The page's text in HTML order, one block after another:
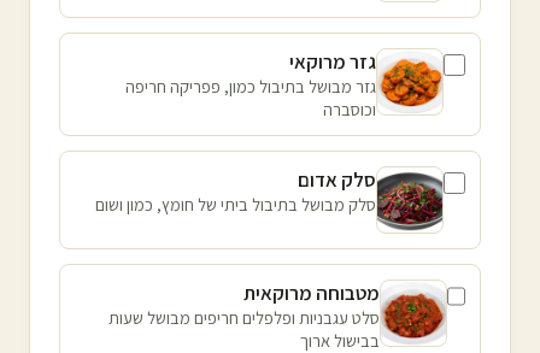
גזר מרוקאי
גזר מבושל בתיבול כמון, פפריקה חריפה
וכוסברה
סלק אדום
סלק מבושל בתיבול ביתי של חומץ, כמון ושום
מטבוחה מרוקאית
סלט עגבניות ופלפלים חריפים מבושל שעות
בבישול ארוך